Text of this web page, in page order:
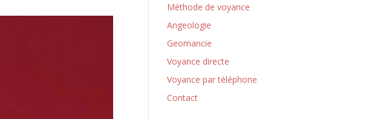
Méthode de voyance
Angeologie
Geomancie
Voyance directe
Voyance par téléphone
Contact